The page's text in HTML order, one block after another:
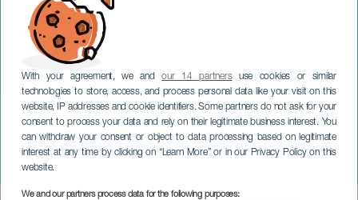
With your agreement, we andour 14 partnersuse cookies or similar
technologies to store, access, and process personal data like your visit on this
website, IP addresses and cookie identifiers. Some partners do not ask for your
consent to process your data and rely on their legitimate business interest. You
can withdraw your consent or object to data processing based on legitimate
interest at any time by clicking on “Learn More” or in our Privacy Policy on this
website.
We and our partners process data for the following purposes:
Paisanos
TENERIFE